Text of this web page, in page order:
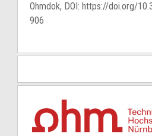
Ohmdok, DOI: https://doi.org/
906